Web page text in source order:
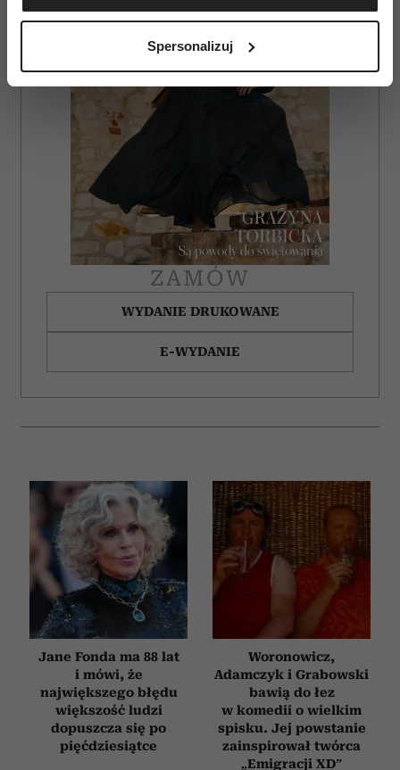
Identyfikować Twoje urządzenie, aktywnie
(fingerprinting, czyli wirtualny odcisk palca)
dane są przetwarzane oraz ustaw własne preferencje w
sekcji szczegółów
. W Deklaracji plików cookie możesz
zmienić lub wycofać swoją zgodę w dowolnej chwili.
Wykorzystujemy pliki cookie do spersonalizowania treści
i reklam, aby oferować funkcje społecznościowe i
analizować ruch w naszej witrynie. Informacje o tym, jak
korzystasz z naszej witryny, udostępniamy partnerom
społecznościowym, reklamowym i analitycznym.
Partnerzy mogą połączyć te informacje z innymi danymi
otrzymanymi od Ciebie lub uzyskanymi podczas
korzystania z ich usług.
Spersonalizuj
ZAMÓW
WYDANIE DRUKOWANE
E-WYDANIE
Jane Fonda ma 88 lat
i mówi, że
największego błędu
większość ludzi
dopuszcza się po
pięćdziesiątce
Woronowicz,
Adamczyk i Grabowski
bawią do łez
w komedii o wielkim
spisku. Jej powstanie
zainspirował twórca
„Emigracji XD”